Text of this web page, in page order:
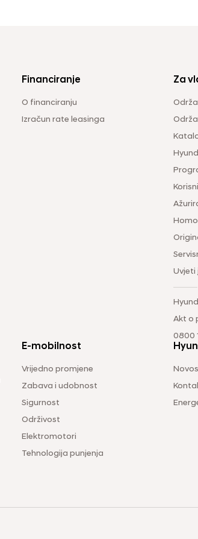
Financiranje
O financiranju
Izračun rate leasinga
Za
Uvjeti
Akt o
0800
E-mobilnost
Vrijedno promjene
Zabava i udobnost
Sigurnost
Održivost
Elektromotori
Tehnologija punjenja